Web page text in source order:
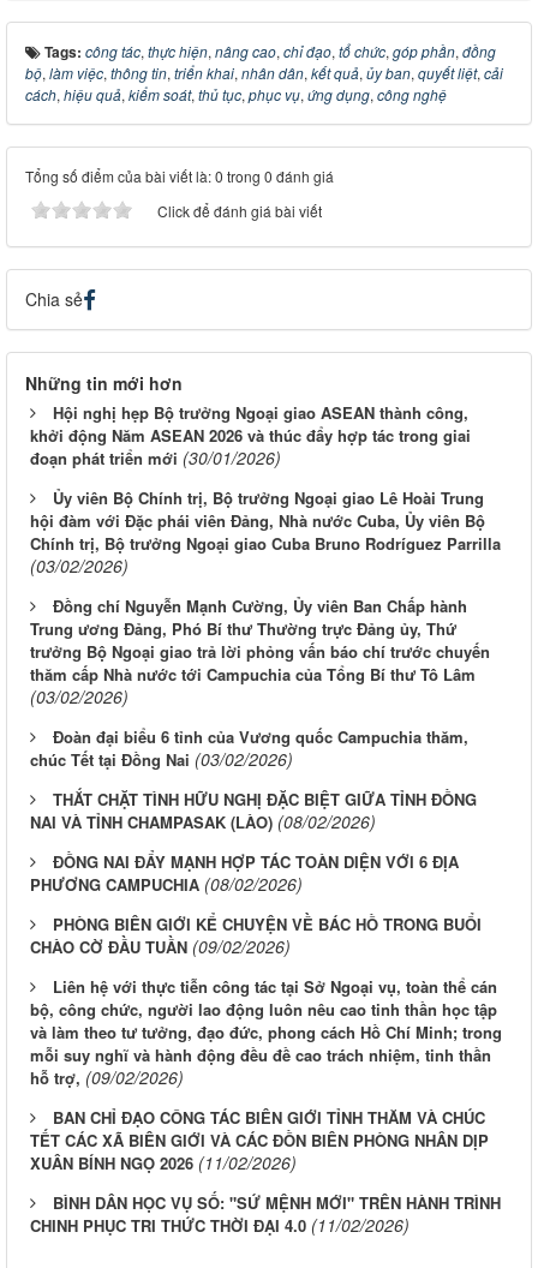
Tags: công tác, thực hiện, nâng cao, chỉ đạo, tổ chức, góp phần, đồng
bộ, làm việc, thông tin, triển khai, nhân dân, kết quả, ủy ban, quyết liệt, cải
cách, hiệu quả, kiểm soát, thủ tục, phục vụ, ứng dụng, công nghệ
Tổng số điểm của bài viết là: 0 trong 0 đánh giá
Click để đánh giá bài viết
Chia sẻ
Những tin mới hơn
Hội nghị hẹp Bộ trưởng Ngoại giao ASEAN thành công,
khởi động Năm ASEAN 2026 và thúc đẩy hợp tác trong giai
đoạn phát triển mới (30/01/2026)
Ủy viên Bộ Chính trị, Bộ trưởng Ngoại giao Lê Hoài Trung
hội đàm với Đặc phái viên Đảng, Nhà nước Cuba, Ủy viên Bộ
Chính trị, Bộ trưởng Ngoại giao Cuba Bruno Rodríguez Parrilla
(03/02/2026)
Đồng chí Nguyễn Mạnh Cường, Ủy viên Ban Chấp hành
Trung ương Đảng, Phó Bí thư Thường trực Đảng ủy, Thứ
trưởng Bộ Ngoại giao trả lời phỏng vấn báo chí trước chuyến
thăm cấp Nhà nước tới Campuchia của Tổng Bí thư Tô Lâm
(03/02/2026)
Đoàn đại biểu 6 tỉnh của Vương quốc Campuchia thăm,
chúc Tết tại Đồng Nai (03/02/2026)
THẮT CHẶT TÌNH HỮU NGHỊ ĐẶC BIỆT GIỮA TỈNH ĐỒNG
NAI VÀ TỈNH CHAMPASAK (LÀO) (08/02/2026)
ĐỒNG NAI ĐẨY MẠNH HỢP TÁC TOÀN DIỆN VỚI 6 ĐỊA
PHƯƠNG CAMPUCHIA (08/02/2026)
PHÒNG BIÊN GIỚI KỂ CHUYỆN VỀ BÁC HỒ TRONG BUỔI
CHÀO CỜ ĐẦU TUẦN (09/02/2026)
Liên hệ với thực tiễn công tác tại Sở Ngoại vụ, toàn thể cán
bộ, công chức, người lao động luôn nêu cao tinh thần học tập
và làm theo tư tưởng, đạo đức, phong cách Hồ Chí Minh; trong
mỗi suy nghĩ và hành động đều đề cao trách nhiệm, tinh thần
hỗ trợ, (09/02/2026)
BAN CHỈ ĐẠO CÔNG TÁC BIÊN GIỚI TỈNH THĂM VÀ CHÚC
TẾT CÁC XÃ BIÊN GIỚI VÀ CÁC ĐỒN BIÊN PHÒNG NHÂN DỊP
XUÂN BÍNH NGỌ 2026 (11/02/2026)
BÌNH DÂN HỌC VỤ SỐ: "SỨ MỆNH MỚI" TRÊN HÀNH TRÌNH
CHINH PHỤC TRI THỨC THỜI ĐẠI 4.0 (11/02/2026)